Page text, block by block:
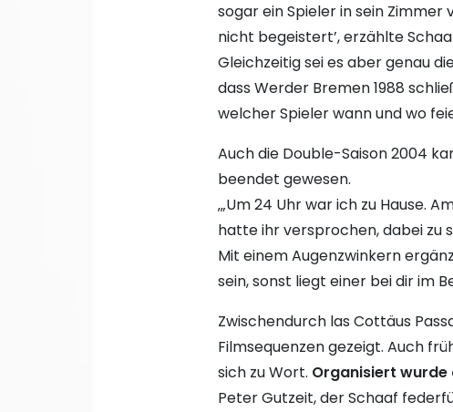
sogar ein Spieler in sein
nicht begeistert’, erzählte
Gleichzeitig sei es aber genau
dass Werder Bremen 1988
welcher Spieler wann und wo
Auch die Double-Saison 2004
beendet gewesen.
‚„Um 24 Uhr war ich zu Hause.
hatte ihr versprochen, dabei zu
Mit einem Augenzwinkern
sein, sonst liegt einer bei dir im
Zwischendurch las Cottäus
Filmsequenzen gezeigt. Auch
sich zu Wort. Organisiert wurde
Peter Gutzeit, der Schaaf